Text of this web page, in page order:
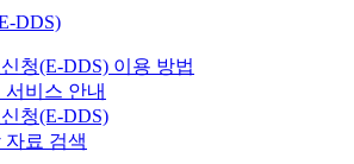
DDS)
청(E-DDS) 이용 방법
서비스 안내
청(E-DDS)
자료 검색